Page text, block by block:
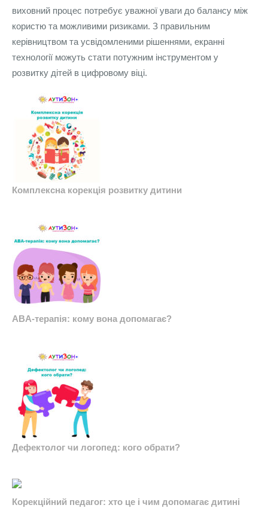
виховний процес потребує уважної уваги до балансу між
користю та можливими ризиками. З правильним
керівництвом та усвідомленими рішеннями, екранні
технології можуть стати потужним інструментом у
розвитку дітей в цифровому віці.
Комплексна корекція розвитку дитини
ABA-терапія: кому вона допомагає?
Дефектолог чи логопед: кого обрати?
Корекційний педагог: хто це і чим допомагає дитині